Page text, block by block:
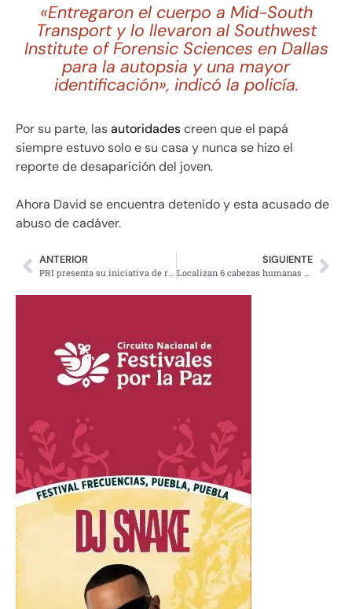
«Entregaron el cuerpo a Mid-South
Transport y lo llevaron al Southwest
Institute of Forensic Sciences en Dallas
para la autopsia y una mayor
identificación», indicó la policía.
Por su parte, lasautoridadescreen que el papá
siempre estuvo solo e su casa y nunca se hizo el
reporte de desaparición del joven.
Ahora David se encuentra detenido y esta acusado de
abuso de cadáver.
ANTERIOR
PRI presenta su iniciativa de reforma eléctrica en Cámara de diputados
SIGUIENTE
Localizan 6 cabezas humanas y narco mensaje en Chilapa, Guerrero